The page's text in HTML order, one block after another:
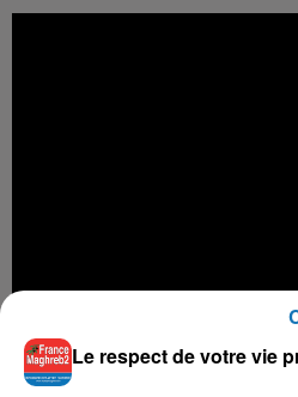
Le respect de votre vie